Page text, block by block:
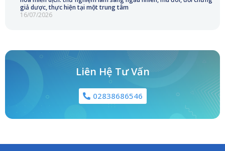
giả dược, thực hiện tại một trung tâm
16/07/2026
Liên Hệ Tư Vấn
02838686546